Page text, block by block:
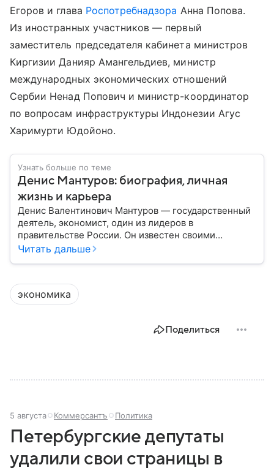
Егоров и глава Роспотребнадзора Анна Попова.
Из иностранных участников — первый
заместитель председателя кабинета министров
Киргизии Данияр Амангельдиев, министр
международных экономических отношений
Сербии Ненад Попович и министр-координатор
по вопросам инфраструктуры Индонезии Агус
Харимурти Юдойоно.
Узнать больше по теме
Денис Мантуров: биография, личная
жизнь и карьера
Денис Валентинович Мантуров — государственный
деятель, экономист, один из лидеров в
правительстве России. Он известен своими
амбициозными реформами, активным участием в
профессионального роста и влияния на ключевые
отрасли экономики России. Рассмотрим основные
этапы его жизни и карьеры.
Читать дальше
экономика
Поделиться
5 августа Коммерсантъ Политика
Петербургские депутаты
удалили свои страницы в